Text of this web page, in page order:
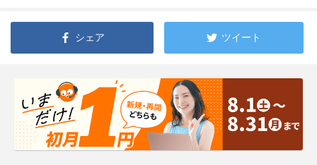
シェア ツイート